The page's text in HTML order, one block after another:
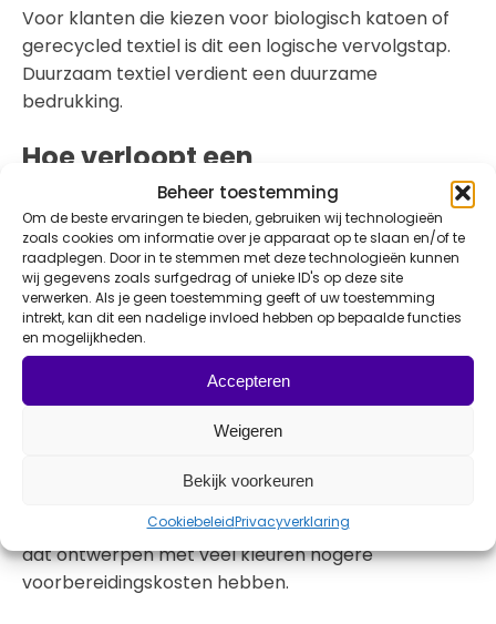
Beheer toestemming
Om de beste ervaringen te bieden, gebruiken wij technologieën
zoals cookies om informatie over je apparaat op te slaan en/of te
raadplegen. Door in te stemmen met deze technologieën kunnen
wij gegevens zoals surfgedrag of unieke ID's op deze site
verwerken. Als je geen toestemming geeft of uw toestemming
intrekt, kan dit een nadelige invloed hebben op bepaalde functies
en mogelijkheden.
Accepteren
Weigeren
Bekijk voorkeuren
CookiebeleidPrivacyverklaring
Voor klanten die kiezen voor biologisch katoen of
gerecycled textiel is dit een logische vervolgstap.
Duurzaam textiel verdient een duurzame
bedrukking.
Hoe verloopt een
zeefdruktraject?
Een professioneel zeefdruktraject bestaat uit
meerdere stappen:
Ontwerpcontrole
Kleurenscheiding
Aanmaken van de zeven
Kwaliteitscontrole
Elke kleur vereist een aparte zeef. Dat betekent
dat ontwerpen met veel kleuren hogere
voorbereidingskosten hebben.